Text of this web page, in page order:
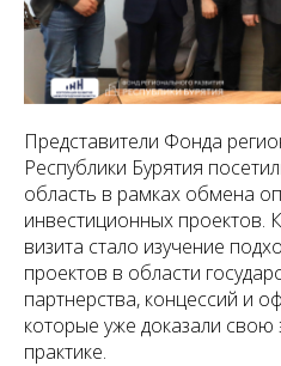
Представители Фонда
Республики Бурятия
область в рамках обмена
инвестиционных
визита стало изучение
проектов в области
партнерства, концессий и
которые уже доказали свою
практике.